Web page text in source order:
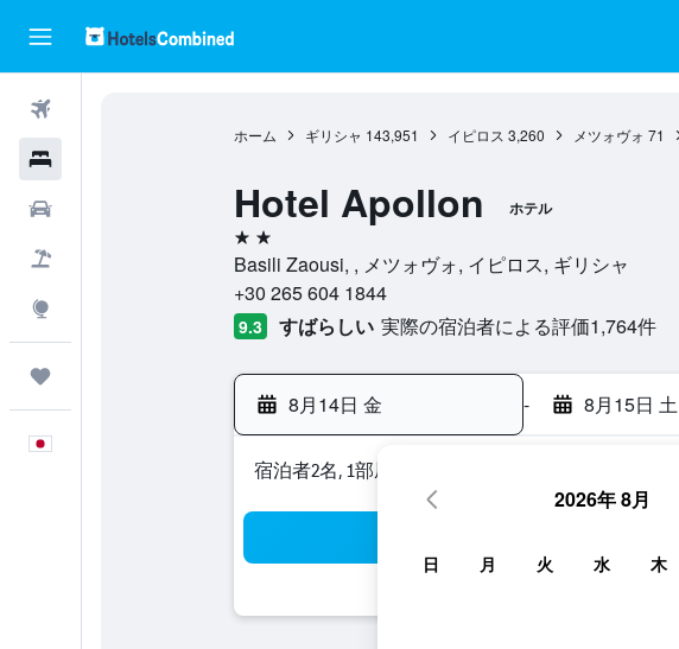
ホーム ギリシャ 143,951 イピロス 3,260 メツォヴォ 71
Hotel Apollon ホテル
2つ星
Basili Zaousi, , メツォヴォ, イピロス, ギリシャ
+30 265 604 1844
9.3 すばらしい 実際の宿泊者による評価1,764​件
8月14日 金 - 8月15日 土
宿泊者2名, 1​部屋
2026年 8月
日 月 火 水 木